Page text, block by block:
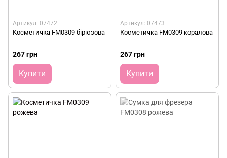
Артикул: 07472
Косметичка FM0309 бірюзова
267 грн
Купити
Артикул: 07473
Косметичка FM0309 коралова
267 грн
Купити